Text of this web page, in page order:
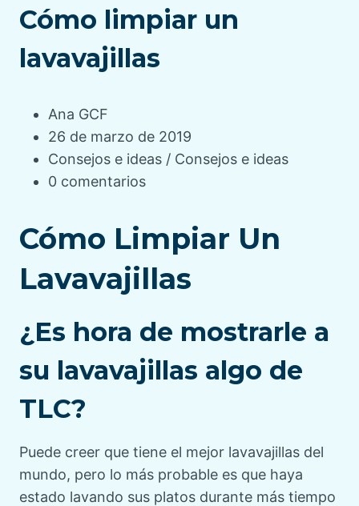
Cómo limpiar un
lavavajillas
A
u
t
o
d
e
l
a
u
l
a
c
i
Ana GCF
P
u
b
i
c
a
c
ó
p
u
l
i
c
26 de marzo de 2019
C
a
e
g
o
r
a
e
p
b
l
i
Consejos e ideas / Consejos e ideas
P
b
l
i
c
r
o
m
n
t
a
0 comentarios
Cómo Limpiar Un
Lavavajillas
¿Es hora de mostrarle a
su lavavajillas algo de
TLC?
Puede creer que tiene el mejor lavavajillas del
mundo, pero lo más probable es que haya
estado lavando sus platos durante más tiempo